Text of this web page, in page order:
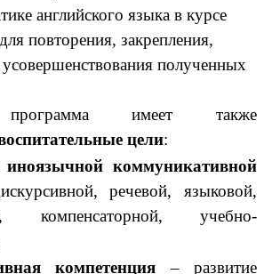
английского языка в курсе
повторения, закрепления,
усовершенствования полученных
имеет также
цели:
иноязычной коммуникативной
речевой, языковой,
компенсаторной, учебно-
компетенция– развитие